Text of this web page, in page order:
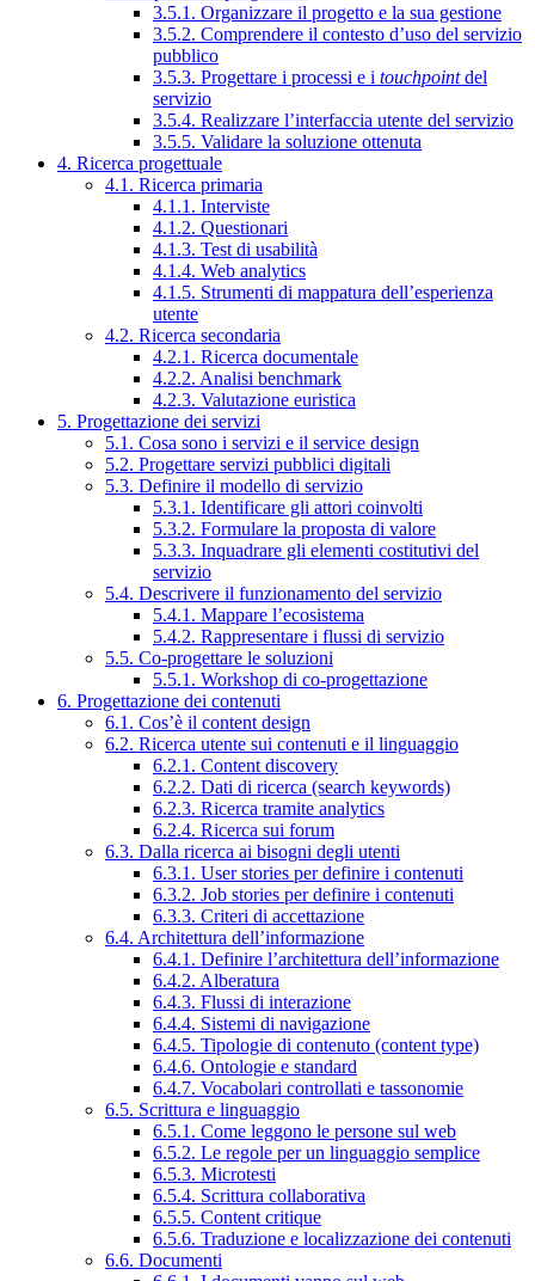
3.5.1. Organizzare il progetto e la sua gestione
3.5.2. Comprendere il contesto d’uso del servizio
pubblico
3.5.3. Progettare i processi e i touchpointdel
servizio
3.5.4. Realizzare l’interfaccia utente del servizio
3.5.5. Validare la soluzione ottenuta
4. Ricerca progettuale
4.1. Ricerca primaria
4.1.1. Interviste
4.1.2. Questionari
4.1.3. Test di usabilità
4.1.4. Web analytics
4.1.5. Strumenti di mappatura dell’esperienza
utente
4.2. Ricerca secondaria
4.2.1. Ricerca documentale
4.2.2. Analisi benchmark
4.2.3. Valutazione euristica
5. Progettazione dei servizi
5.1. Cosa sono i servizi e il service design
5.2. Progettare servizi pubblici digitali
5.3. Definire il modello di servizio
5.3.1. Identificare gli attori coinvolti
5.3.2. Formulare la proposta di valore
5.3.3. Inquadrare gli elementi costitutivi del
servizio
5.4. Descrivere il funzionamento del servizio
5.4.1. Mappare l’ecosistema
5.4.2. Rappresentare i flussi di servizio
5.5. Co-progettare le soluzioni
5.5.1. Workshop di co-progettazione
6. Progettazione dei contenuti
6.1. Cos’è il content design
6.2. Ricerca utente sui contenuti e il linguaggio
6.2.1. Content discovery
6.2.2. Dati di ricerca (search keywords)
6.2.3. Ricerca tramite analytics
6.2.4. Ricerca sui forum
6.3. Dalla ricerca ai bisogni degli utenti
6.3.1. User stories per definire i contenuti
6.3.2. Job stories per definire i contenuti
6.3.3. Criteri di accettazione
6.4. Architettura dell’informazione
6.4.1. Definire l’architettura dell’informazione
6.4.2. Alberatura
6.4.3. Flussi di interazione
6.4.4. Sistemi di navigazione
6.4.5. Tipologie di contenuto (content type)
6.4.6. Ontologie e standard
6.4.7. Vocabolari controllati e tassonomie
6.5. Scrittura e linguaggio
6.5.1. Come leggono le persone sul web
6.5.2. Le regole per un linguaggio semplice
6.5.3. Microtesti
6.5.4. Scrittura collaborativa
6.5.5. Content critique
6.5.6. Traduzione e localizzazione dei contenuti
6.6. Documenti